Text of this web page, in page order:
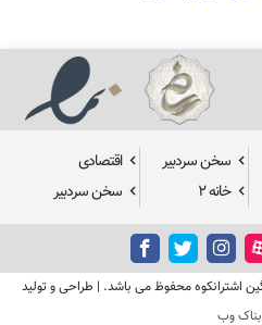
سخن سردبیر
اقتصادی
خانه ۲ سخن سردبیر
اشترانکوه محفوظ می باشد. | طراحی و تولید
وب